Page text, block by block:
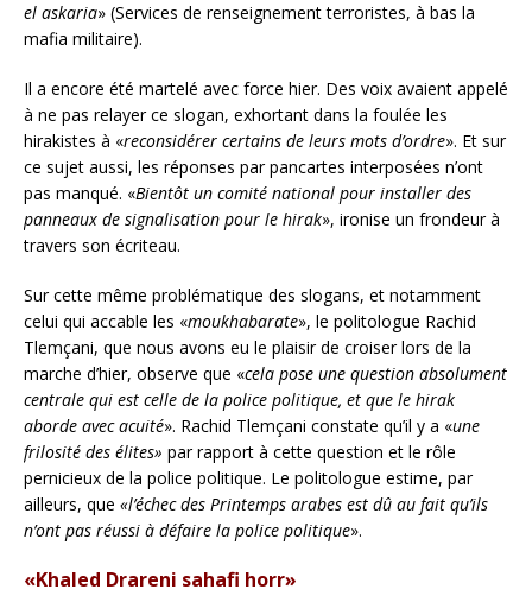
el askaria» (Services de renseignement terroristes, à bas la
mafia militaire).
Il a encore été martelé avec force hier. Des voix avaient appelé
à ne pas relayer ce slogan, exhortant dans la foulée les
hirakistes à «reconsidérer certains de leurs mots d’ordre». Et sur
ce sujet aussi, les réponses par pancartes interposées n’ont
pas manqué. «Bientôt un comité national pour installer des
panneaux de signalisation pour le hirak», ironise un frondeur à
travers son écriteau.
Sur cette même problématique des slogans, et notamment
celui qui accable les «moukhabarate», le politologue Rachid
Tlemçani, que nous avons eu le plaisir de croiser lors de la
marche d’hier, observe que «cela pose une question absolument
centrale qui est celle de la police politique, et que le hirak
aborde avec acuité». Rachid Tlemçani constate qu’il y a «une
frilosité des élites» par rapport à cette question et le rôle
pernicieux de la police politique. Le politologue estime, par
ailleurs, que «l’échec des Printemps arabes est dû au fait qu’ils
n’ont pas réussi à défaire la police politique».
«Khaled Drareni sahafi horr»